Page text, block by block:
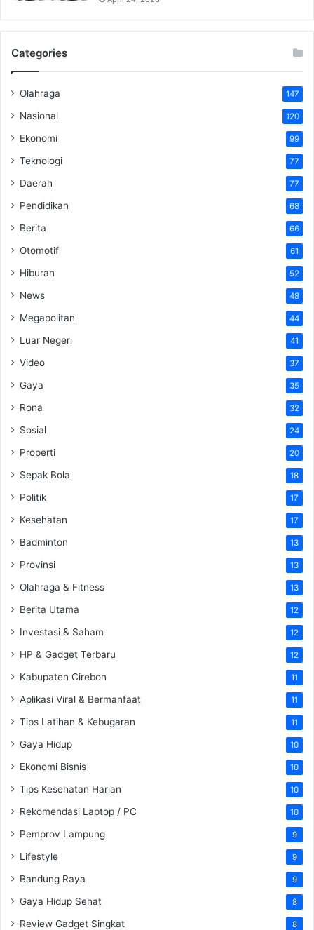
Categories
Olahraga 147
Nasional 120
Ekonomi 99
Teknologi 77
Daerah 77
Pendidikan 68
Berita 66
Otomotif 61
Hiburan 52
News 48
Megapolitan 44
Luar Negeri 41
Video 37
Gaya 35
Rona 32
Sosial 24
Properti 20
Sepak Bola 18
Politik 17
Kesehatan 17
Badminton 13
Provinsi 13
Olahraga & Fitness 13
Berita Utama 12
Investasi & Saham 12
HP & Gadget Terbaru 12
Kabupaten Cirebon 11
Aplikasi Viral & Bermanfaat 11
Tips Latihan & Kebugaran 11
Gaya Hidup 10
Ekonomi Bisnis 10
Tips Kesehatan Harian 10
Rekomendasi Laptop / PC 10
Pemprov Lampung 9
Lifestyle 9
Bandung Raya 9
Gaya Hidup Sehat 8
Review Gadget Singkat 8